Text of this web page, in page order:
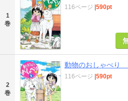
1
巻
116ページ |590pt
2
巻
動物のおしゃべり
116ページ |590pt